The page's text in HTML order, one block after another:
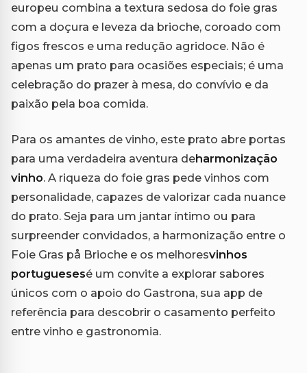
europeu combina a textura sedosa do foie gras
com a doçura e leveza da brioche, coroado com
figos frescos e uma redução agridoce. Não é
apenas um prato para ocasiões especiais; é uma
celebração do prazer à mesa, do convívio e da
paixão pela boa comida.
Para os amantes de vinho, este prato abre portas
para uma verdadeira aventura deharmonização
vinho. A riqueza do foie gras pede vinhos com
personalidade, capazes de valorizar cada nuance
do prato. Seja para um jantar íntimo ou para
surpreender convidados, a harmonização entre o
Foie Gras på Brioche e os melhoresvinhos
portuguesesé um convite a explorar sabores
únicos com o apoio do Gastrona, sua app de
referência para descobrir o casamento perfeito
entre vinho e gastronomia.